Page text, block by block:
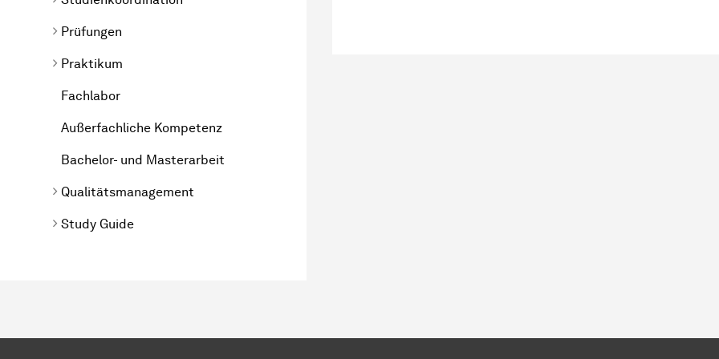
Prüfungen
Praktikum
Fachlabor
Außerfachliche Kompetenz
Bachelor- und Masterarbeit
Qualitätsmanagement
Study Guide